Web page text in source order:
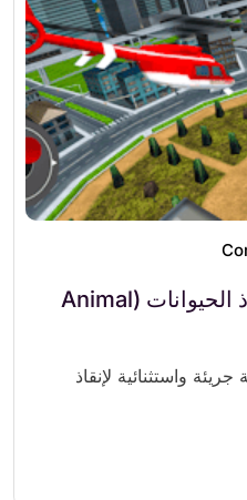
مروحية الإنقاذ: مهمة إنقاذ الحيوانات (Animal
واستثنائية لإنقاذ